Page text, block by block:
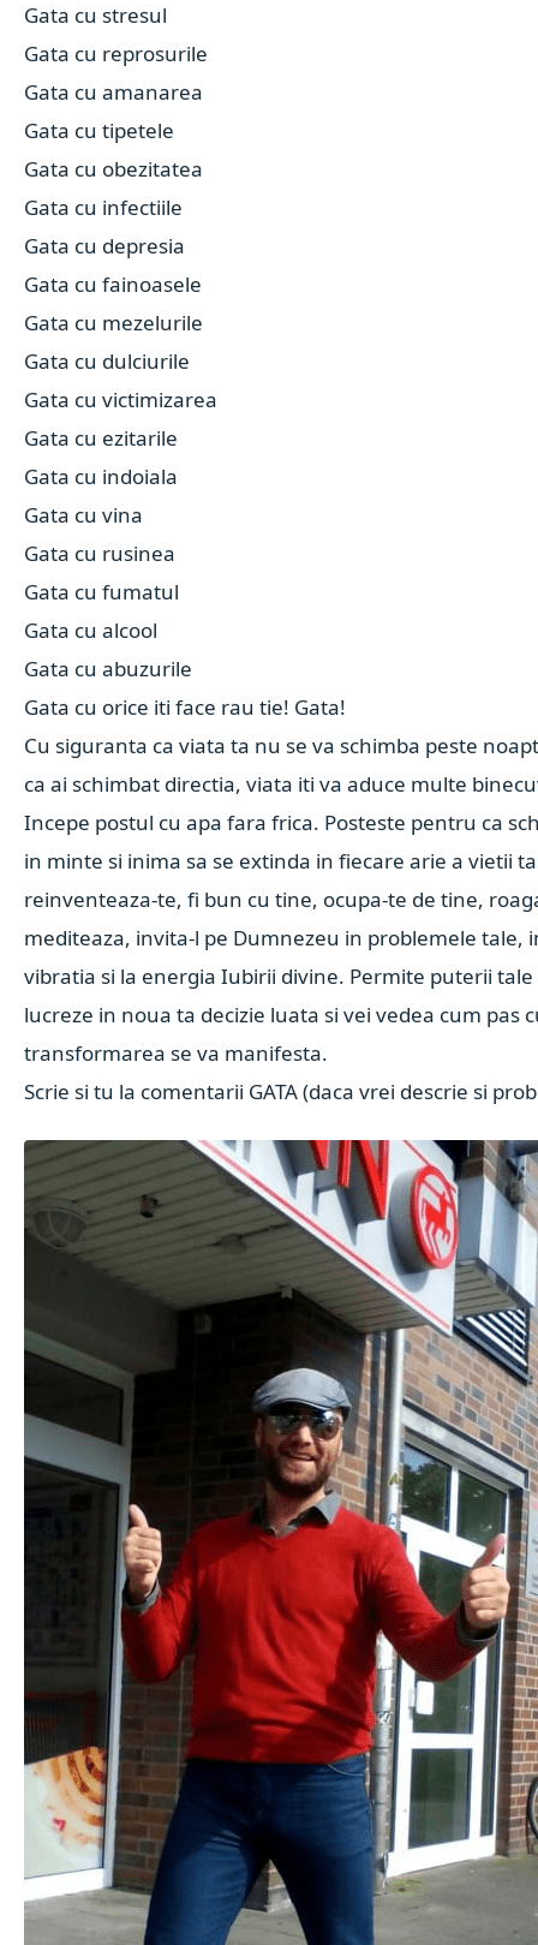
Gata cu stresul
Gata cu reprosurile
Gata cu amanarea
Gata cu tipetele
Gata cu obezitatea
Gata cu infectiile
Gata cu depresia
Gata cu fainoasele
Gata cu mezelurile
Gata cu dulciurile
Gata cu victimizarea
Gata cu ezitarile
Gata cu indoiala
Gata cu vina
Gata cu rusinea
Gata cu fumatul
Gata cu alcool
Gata cu abuzurile
Gata cu orice iti face rau tie! Gata!
Cu siguranta ca viata ta nu se va schimba peste
ca ai schimbat directia, viata iti va aduce multe
Incepe postul cu apa fara frica. Posteste pentru ca
in minte si inima sa se extinda in fiecare arie a vietii
reinventeaza-te, fi bun cu tine, ocupa-te de tine,
mediteaza, invita-l pe Dumnezeu in problemele tale,
vibratia si la energia Iubirii divine. Permite puterii
lucreze in noua ta decizie luata si vei vedea cum pas
transformarea se va manifesta.
Scrie si tu la comentarii GATA (daca vrei descrie si